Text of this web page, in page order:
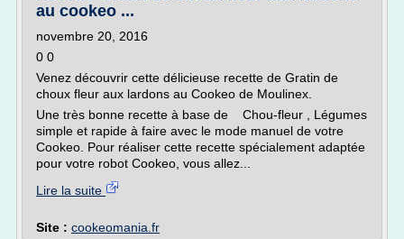
au cookeo ...
novembre 20, 2016
0 0
Venez découvrir cette délicieuse recette de Gratin de
choux fleur aux lardons au Cookeo de Moulinex.
Une très bonne recette à base de Chou-fleur , Légumes
simple et rapide à faire avec le mode manuel de votre
Cookeo. Pour réaliser cette recette spécialement adaptée
pour votre robot Cookeo, vous allez...
Lire la suite
Site : cookeomania.fr